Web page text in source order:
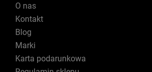
O nas
Kontakt
Blog
Marki
Karta podarunkowa